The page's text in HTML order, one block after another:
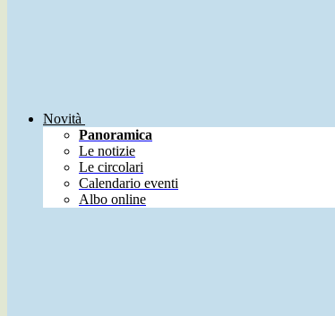
Novità
Panoramica
Le notizie
Le circolari
Calendario eventi
Albo online